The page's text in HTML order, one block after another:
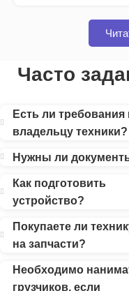
Часто
Есть ли требования
владельцу техники?
Нужны ли
Как подготовить
устройство?
Покупаете ли
на запчасти?
Необходимо
грузчиков, если